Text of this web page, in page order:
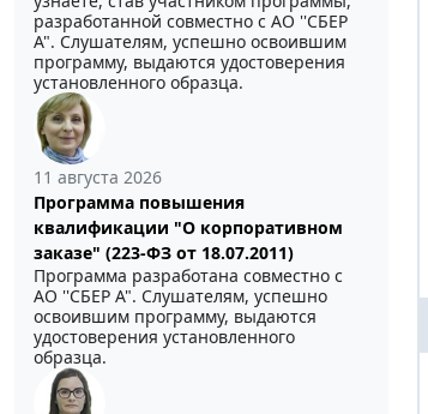
разработанной совместно с АО ''СБЕР
А". Слушателям, успешно освоившим
программу, выдаются удостоверения
установленного образца.
11 августа 2026
Программа повышения
квалификации "О корпоративном
заказе" (223-ФЗ от 18.07.2011)
Программа разработана совместно с
АО ''СБЕР А". Слушателям, успешно
освоившим программу, выдаются
удостоверения установленного
образца.